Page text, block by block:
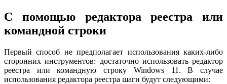
С помощью редактора реестра или
командной строки
Первый способ не предполагает использования каких-либо
сторонних инструментов: достаточно использовать редактор
реестра или командную строку Windows 11. В случае
использования редактора реестра шаги будут следующими: